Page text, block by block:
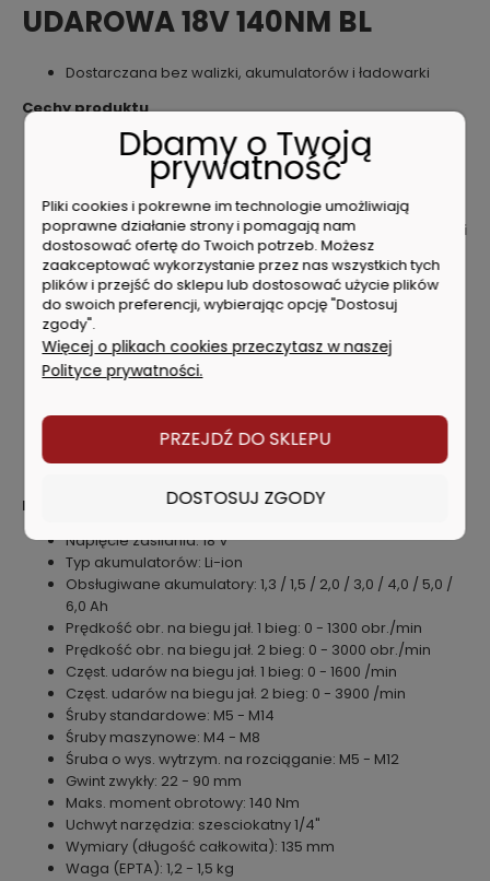
UDAROWA 18V 140NM BL
Dostarczana bez walizki, akumulatorów i ładowarki
Cechy produktu
2-biegowa wkrętarka udarowa z elektronicznym
przełącznikiem prędkości obrotowej
Kompaktowe wymiary dzięki zastosowaniu
bezszczotkowego silnika prądu stałego
Technologia XPT - podwyższona odporność na pył i
wilgoć
Tryb pracy "A"- w tym trybie narzędzie rozpoczyna
wkręcanie z małą prędkością, a następnie włącza udar i
zwiększa prędkość aż do uzyskania maksymalnej
prędkości
Ergonomicznie zaprojektowana rękojeść pokryta
antypoślizgowym elastomerem
obszar roboczy z funkcją opóźnionego wygaszania
Nie współpracuje z akumulatorami BL1811G,
BL1813G, BL1815G (bez elektroniki)
Dane techniczne
Napięcie zasilania: 18 V
Typ akumulatorów: Li-ion
Obsługiwane akumulatory: 1,3 / 1,5 / 2,0 / 3,0 / 4,0 / 5,0 /
6,0 Ah
Prędkość obr. na biegu jał. 1 bieg: 0 - 1300 obr./min
Prędkość obr. na biegu jał. 2 bieg: 0 - 3000 obr./min
Częst. udarów na biegu jał. 1 bieg: 0 - 1600 /min
Częst. udarów na biegu jał. 2 bieg: 0 - 3900 /min
Śruby standardowe: M5 - M14
Śruby maszynowe: M4 - M8
Śruba o wys. wytrzym. na rozciąganie: M5 - M12
Gwint zwykły: 22 - 90 mm
Maks. moment obrotowy: 140 Nm
Uchwyt narzędzia: szesciokatny 1/4"
Wymiary (długość całkowita): 135 mm
Waga (EPTA): 1,2 - 1,5 kg
Dbamy o Twoją
prywatność
Pliki cookies i pokrewne im technologie umożliwiają
poprawne działanie strony i pomagają nam
dostosować ofertę do Twoich potrzeb. Możesz
zaakceptować wykorzystanie przez nas wszystkich tych
plików i przejść do sklepu lub dostosować użycie plików
do swoich preferencji, wybierając opcję "Dostosuj
zgody".
Więcej o plikach cookies przeczytasz w naszej
Polityce prywatności.
PRZEJDŹ DO SKLEPU
DOSTOSUJ ZGODY